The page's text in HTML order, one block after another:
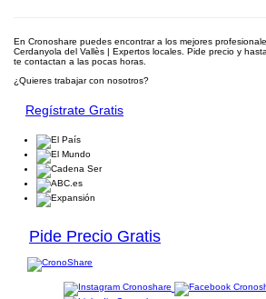
En Cronoshare puedes encontrar a los mejores
Cerdanyola del Vallès | Expertos locales. Pide precio y
te contactan a las pocas horas.
¿Quieres trabajar con nosotros?
Regístrate Gratis
Pide Precio Gratis